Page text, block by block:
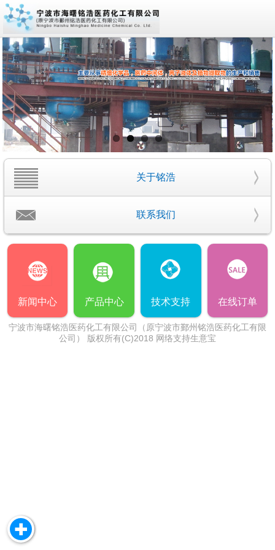
关于铭浩
联系我们
新闻中心 产品中心 技术支持 在线订单
宁波市海曙铭浩医药化工有限公司（原宁波市鄞州铭浩医药化工有限
公司）
版权所有(C)2018 网络支持生意宝